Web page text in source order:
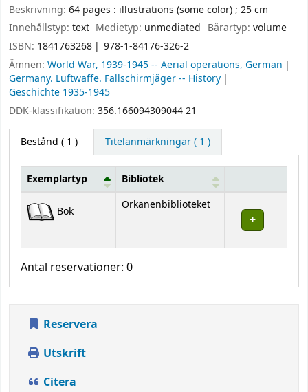
Beskrivning: 64 pages : illustrations (some color) ; 25 cm
Innehållstyp: text Medietyp: unmediated Bärartyp: volume
ISBN: 1841763268
978-1-84176-326-2
Ämnen: World War, 1939-1945 -- Aerial operations, German
Germany. Luftwaffe. Fallschirmjäger -- History
Geschichte 1935-1945
DDK-klassifikation: 356.166094309044 21
Bestånd ( 1 ) Titelanmärkningar ( 1 )
Exemplartyp Bibliotek
Bok Orkanenbiblioteket
Antal reservationer: 0
Reservera
Utskrift
Citera